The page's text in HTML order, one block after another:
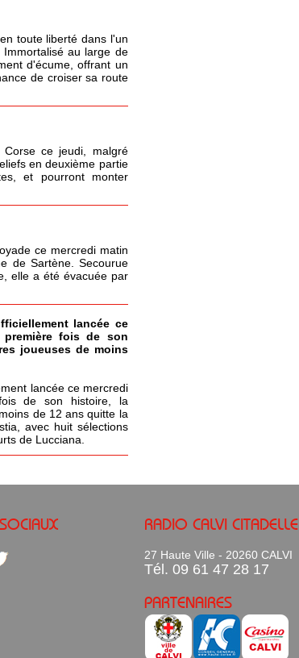
toute liberté dans l'un
au large de
d'écume, offrant un
de croiser sa route
ce jeudi, malgré
en deuxième partie
et pourront monter
ce mercredi matin
de Sartène. Secourue
elle a été évacuée par
lancée ce
première fois de son
joueuses de moins
lancée ce mercredi
de son histoire, la
de 12 ans quitte la
avec huit sélections
de Lucciana.
RADIO CALVI CITADELLE
27 Haute Ville - 20260 CALVI
Tél. 09 61 47 28 17
PARTENAIRES